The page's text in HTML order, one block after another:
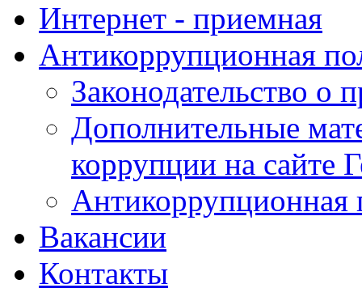
Интернет - приемная
Антикоррупционная
Законодательство о
Дополнительные
коррупции на сайте
Антикоррупционная
Вакансии
Контакты